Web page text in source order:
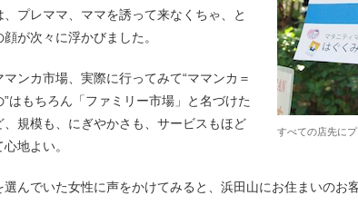
、プレママ、ママを誘って来なくちゃ、と
顔が次々に浮かびました。
マンカ市場、実際に行ってみて“ママンカ＝
”はもちろん「ファミリー市場」と名づけた
、規模も、にぎやかさも、サービスもほど
心地よい。
すべての店先に
選んでいた女性に声をかけてみると、浜田山にお住まいのお